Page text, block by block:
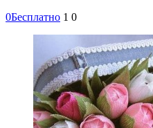
0Бесплатно 1 0